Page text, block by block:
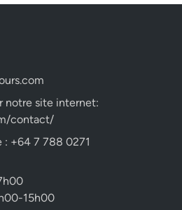
notre site internet:
contact/
: +64 7 788 0271
15h00